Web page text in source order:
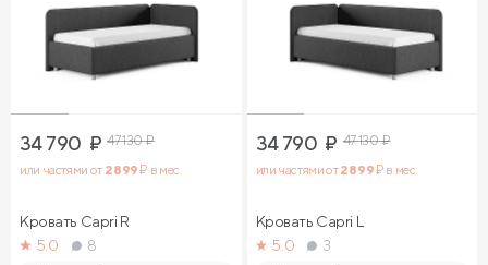
34 790 ₽ 47 130₽
или частями от 2 899₽ в мес.
Кровать Capri R
5.0
8
34 790 ₽ 47 130₽
или частями от2 899₽ в мес.
Кровать Capri L
5.0
3